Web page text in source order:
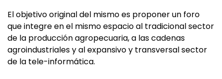
El objetivo original del mismo es proponer un foro
que integre en el mismo espacio al tradicional sector
de la producción agropecuaria, a las cadenas
agroindustriales y al expansivo y transversal sector
de la tele-informática.